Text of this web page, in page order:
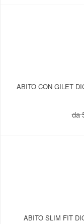
ABITO CON GILET
da
ABITO SLIM FIT